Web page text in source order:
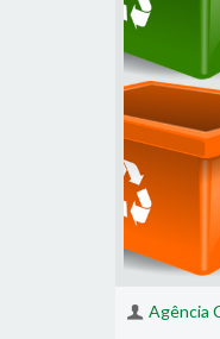
Agência